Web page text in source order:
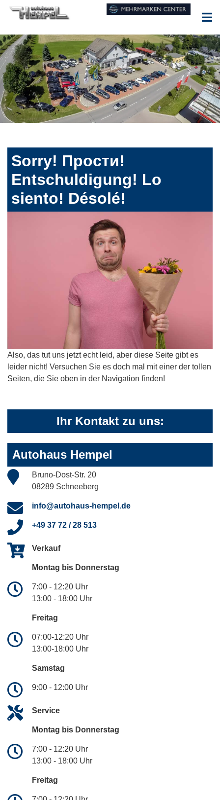
Sorry! Прости!
Entschuldigung! Lo
siento! Désolé!
Also, das tut uns jetzt echt leid, aber diese Seite gibt es
leider nicht! Versuchen Sie es doch mal mit einer der tollen
Seiten, die Sie oben in der Navigation finden!
Ihr Kontakt zu uns:
Autohaus Hempel
Bruno-Dost-Str. 20
08289 Schneeberg
info@autohaus-hempel.de
+49 37 72 / 28 513
Verkauf
Montag bis Donnerstag
7:00 - 12:20 Uhr
13:00 - 18:00 Uhr
Freitag
07:00-12:20 Uhr
13:00-18:00 Uhr
Samstag
9:00 - 12:00 Uhr
Service
Montag bis Donnerstag
7:00 - 12:20 Uhr
13:00 - 18:00 Uhr
Freitag